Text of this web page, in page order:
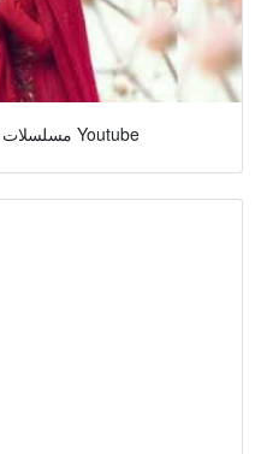
مسلسلات كورية سفر عبر الزمن Youtube